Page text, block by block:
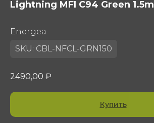
Lightning MFI C94 Green 1.5m
Energea
SKU: CBL-NFCL-GRN150
2490,00 ₽
Купить
ООО «Coтеком» Copyright © 2025 All Rights
КПП 772901001
Связаться